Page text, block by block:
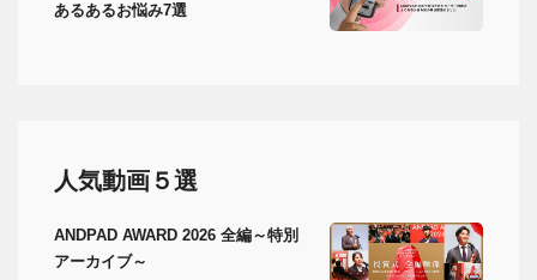
あるあるお悩み7選
人気動画５選
ANDPAD AWARD 2026 全編～特別
アーカイブ～